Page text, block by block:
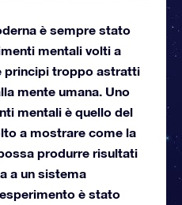
è sempre stato
mentali volti a
principi troppo astratti
mente umana. Uno
mentali è quello del
a mostrare come la
produrre risultati
a un sistema
è stato